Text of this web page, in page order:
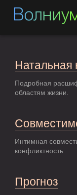
Натальная
Подробная
областям жизни.
Интимная
конфликтность
Прогноз